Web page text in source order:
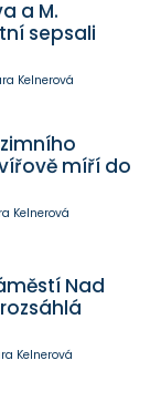
a M.
sepsali
Kelnerová
míří do
Kelnerová
Nad
Kelnerová